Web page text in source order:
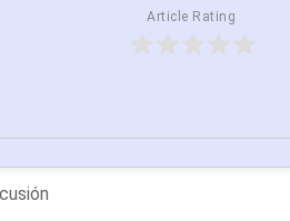
Article Rating